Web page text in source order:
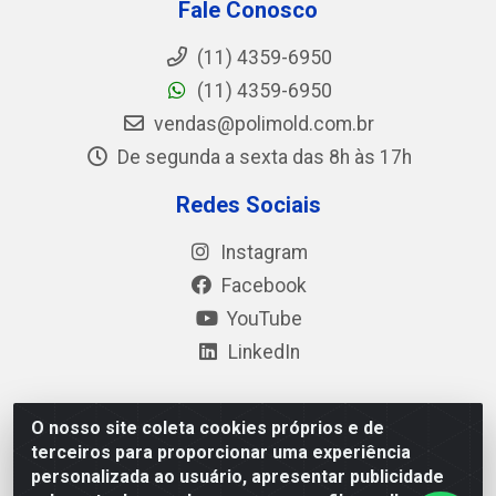
O nosso site coleta cookies próprios e de
terceiros para proporcionar uma experiência
personalizada ao usuário, apresentar publicidade
Fale Conosco
(11) 4359-6950
(11) 4359-6950
vendas@polimold.com.br
De segunda a sexta das 8h às 17h
Redes Sociais
Instagram
Facebook
YouTube
LinkedIn
Polimold Industrial Ltda - Estrada dos Casa, 4585 – São
Bernardo do Campo / SP – CEP: 09.840-000 - CNPJ
44.106.466/0001-41